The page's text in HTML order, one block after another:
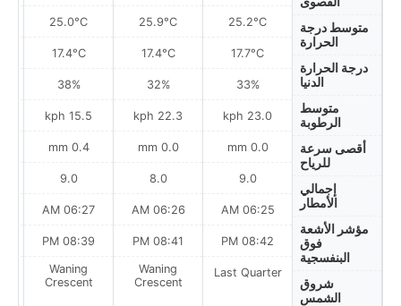
متوسط درجة
الحرارة
درجة الحرارة
الدنيا
متوسط
الرطوبة
أقصى سرعة
للرياح
إجمالي
الأمطار
مؤشر الأشعة
فوق
البنفسجية
شروق
الشمس
25.2°C
17.7°C
33%
23.0 kph
0.0 mm
9.0
06:25 AM
08:42 PM
Last Quarter
25.9°C
17.4°C
32%
22.3 kph
0.0 mm
8.0
06:26 AM
08:41 PM
Waning
Crescent
25.0°C
17.4°C
38%
15.5 kph
0.4 mm
9.0
06:27 AM
08:39 PM
Waning
Crescent